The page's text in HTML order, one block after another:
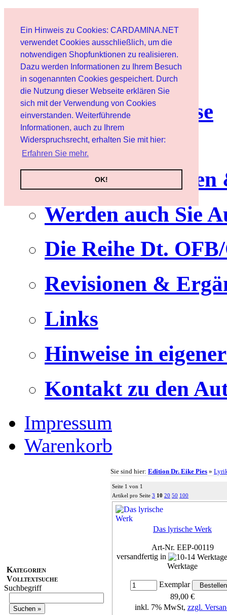
Ein Hinweis zu Cookies: CARDAMINA.NET
verwendet Cookies ausschließlich, um die
notwendigen Shopfunktionen zu realisieren.
Dazu werden Informationen zu Ihrem Besuch
in sogenannten Cookies gespeichert. Durch
die Nutzung dieser Webseite erklären Sie
sich mit der Verwendung von Cookies
einverstanden. Weiterführende
Informationen, auch zu Ihrem
Widerspruchsrecht, erhalten Sie mit hier:
Erfahren Sie mehr.
OK!
Benutzer
Newsletter
Nutzungshinweise
Service
Werden auch Sie
Die Reihe Dt.
Revisionen &
Links
Hinweise in
Kontakt zu den
Impressum
Warenkorb
Kategorien
Volltextsuche
Suchbegriff
Sie sind hier: Edition Dr. Eike Pies »
Seite 1 von 1
Artikel pro Seite 3 10 20 50 100
Das lyrische Werk
Art-Nr. EEP-00119
versandfertig in
Werktage
Exemplar
89,00 €
inkl. 7% MwSt, zzgl.